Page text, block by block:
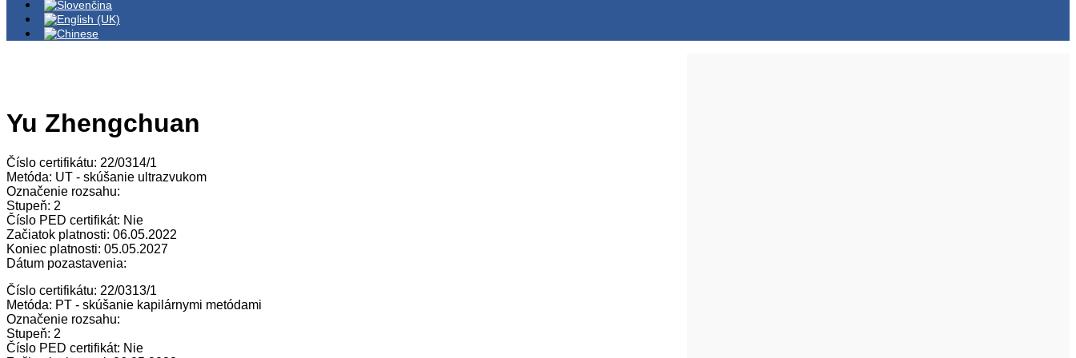
Yu Zhengchuan
Číslo certifikátu: 22/0314/1
Metóda: UT - skúšanie ultrazvukom
Označenie rozsahu:
Stupeň: 2
Číslo PED certifikát: Nie
Začiatok platnosti: 06.05.2022
Koniec platnosti: 05.05.2027
Dátum pozastavenia:
Číslo certifikátu: 22/0313/1
Metóda: PT - skúšanie kapilárnymi metódami
Označenie rozsahu:
Stupeň: 2
Číslo PED certifikát: Nie